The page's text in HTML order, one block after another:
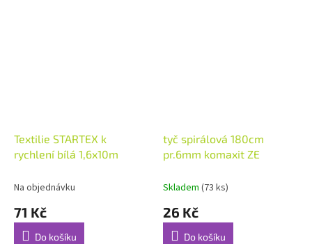
Textilie STARTEX k
rychlení bílá 1,6x10m
Na objednávku
71 Kč
Do košíku
tyč spirálová 180cm
pr.6mm komaxit ZE
Skladem (73 ks)
26 Kč
Do košíku